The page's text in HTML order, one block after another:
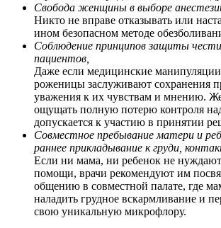
Свобода женщины в выборе
Никто не вправе отказывать или
ином безопасном методе
Соблюдение принципов защиты
пациентов,
Даже если медицинские
роженицы заслуживают сохранения
уважения к их чувствам и мнению.
ощущать полную потерю контроля
допускается к участию в принятии
Совместное пребывание матери и
раннее прикладывание к груди,
Если ни мама, ни ребенок не
помощи, врачи рекомендуют им
общению в совместной палате, где
наладить грудное вскармливание и
свою уникальную микрофлору.